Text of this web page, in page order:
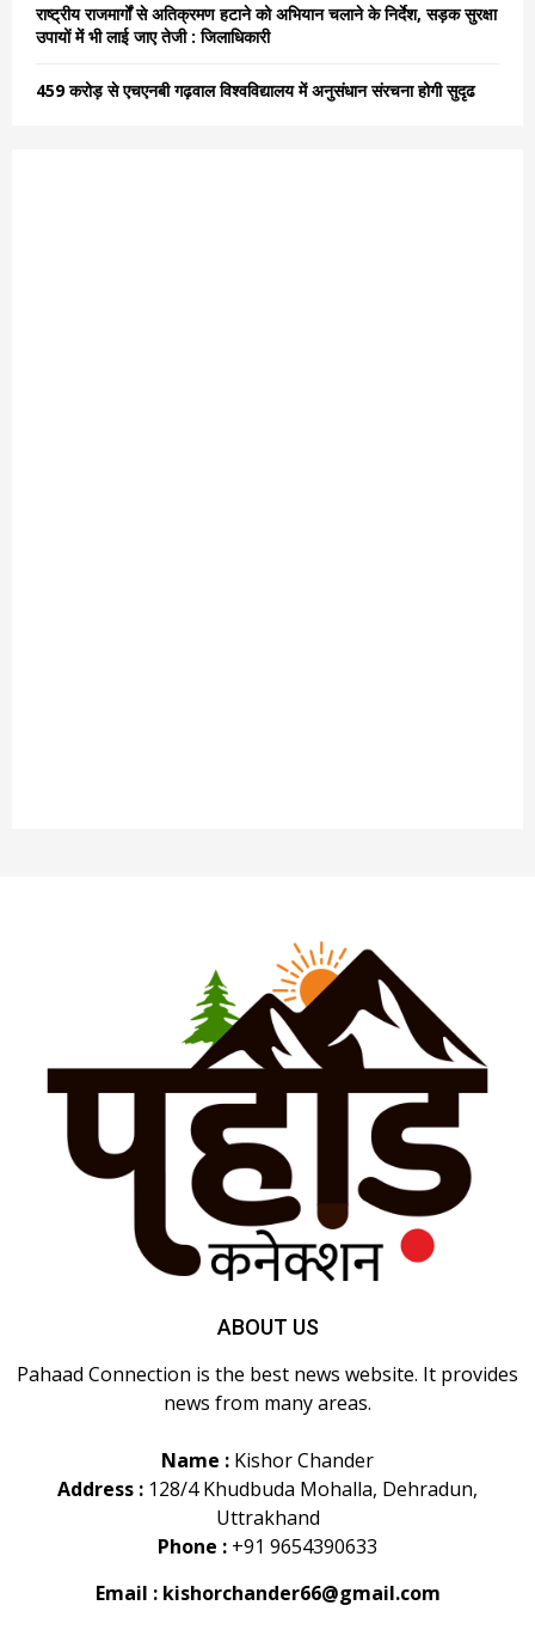
राष्ट्रीय राजमार्गों से अतिक्रमण हटाने को अभियान चलाने के निर्देश, सड़क सुरक्षा
उपायों में भी लाई जाए तेजी : जिलाधिकारी
459 करोड़ से एचएनबी गढ़वाल विश्वविद्यालय में अनुसंधान संरचना होगी सुदृढ
ABOUT US
Pahaad Connection is the best news website. It provides
news from many areas.
Name : Kishor Chander
Address : 128/4 Khudbuda Mohalla, Dehradun,
Uttrakhand
Phone : +91 9654390633
Email : kishorchander66@gmail.com